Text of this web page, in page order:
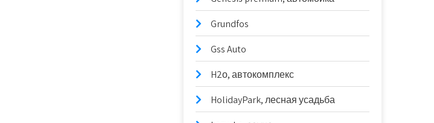
Grundfos
Gss Auto
H2о, автокомплекс
HolidayPark, лесная усадьба